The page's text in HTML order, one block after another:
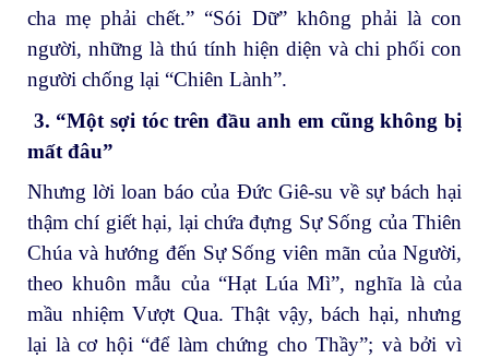
cha mẹ phải chết.” “Sói Dữ” không phải là con
người, những là thú tính hiện diện và chi phối con
người chống lại “Chiên Lành”.
3. “Một sợi tóc trên đầu anh em cũng không bị
mất đâu”
Nhưng lời loan báo của Đức Giê-su về sự bách hại
thậm chí giết hại, lại chứa đựng Sự Sống của Thiên
Chúa và hướng đến Sự Sống viên mãn của Người,
theo khuôn mẫu của “Hạt Lúa Mì”, nghĩa là của
mầu nhiệm Vượt Qua. Thật vậy, bách hại, nhưng
lại là cơ hội “để làm chứng cho Thầy”; và bởi vì